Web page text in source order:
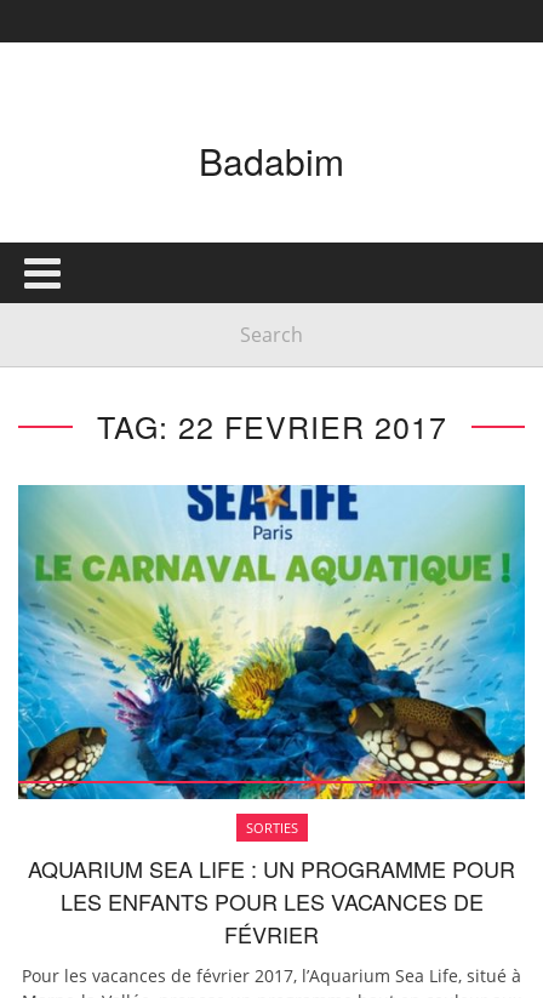
Badabim
TAG: 22 FEVRIER 2017
SORTIES
AQUARIUM SEA LIFE : UN PROGRAMME POUR
LES ENFANTS POUR LES VACANCES DE
FÉVRIER
Pour les vacances de février 2017, l’Aquarium Sea Life, situé à